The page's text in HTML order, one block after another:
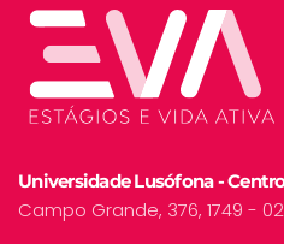
Universidade Lusófona -
Campo Grande, 376, 1749 -